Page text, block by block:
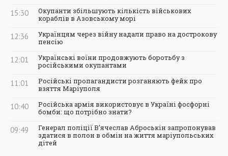
15:30
Окупанти збільшують кількість військових
кораблів в Азовському морі
12:36
Українцям через війну надали право на дострокову
пенсію
12:01
Українські воїни продовжують боротьбу з
російськими окупантами
11:01
Російські пропагандисти розганяють фейк про
взяття Маріуполя
10:40
Російська армія використовує в Україні фосфорні
бомби: що потрібно знати?
09:49
Генерал поліції В'ячеслав Аброськін запропонував
здатися в полон в обмін на життя маріупольських
дітей